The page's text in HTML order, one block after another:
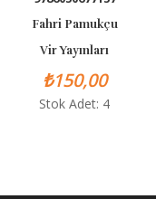
Fahri Pamukçu
Vir Yayınları
₺150,00
Stok Adet: 4